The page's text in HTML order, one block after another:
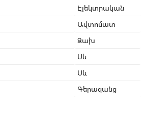
Էլեկտրական
Ավտոմատ
Ձախ
Սև
Սև
Գերազանց